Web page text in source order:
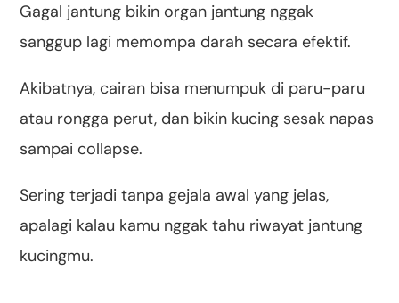
Gagal jantung bikin organ jantung nggak
sanggup lagi memompa darah secara efektif.
Akibatnya, cairan bisa menumpuk di paru-paru
atau rongga perut, dan bikin kucing sesak napas
sampai collapse.
Sering terjadi tanpa gejala awal yang jelas,
apalagi kalau kamu nggak tahu riwayat jantung
kucingmu.